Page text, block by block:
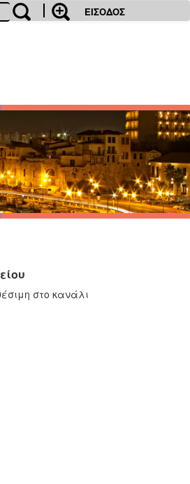
ΕΙΣΟΔΟΣ
στο κανάλι